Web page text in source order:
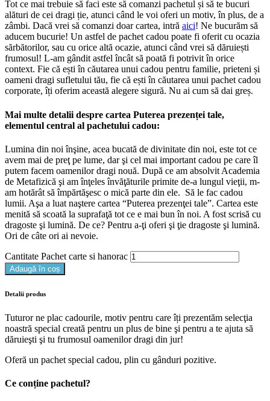
Tot ce mai trebuie să faci este să comanzi pachetul și să te bucuri
alături de cei dragi ție, atunci când le voi oferi un motiv, în plus, de a
zâmbi. Dacă vrei să comanzi doar cartea, intră aici! Ne bucurăm să
aducem bucurie! Un astfel de pachet cadou poate fi oferit cu ocazia
sărbătorilor, sau cu orice altă ocazie, atunci când vrei să dăruiești
frumosul! L-am gândit astfel încât să poată fi potrivit în orice
context. Fie că ești în căutarea unui cadou pentru familie, prieteni și
oameni dragi sufletului tău, fie că ești în căutarea unui pachet cadou
corporate, îți oferim această alegere sigură. Nu ai cum să dai greș.
Mai multe detalii despre cartea Puterea prezenței tale,
elementul central al pachetului cadou:
Lumina din noi înşine, acea bucată de divinitate din noi, este tot ce
avem mai de preţ pe lume, dar şi cel mai important cadou pe care îl
putem facem oamenilor dragi nouă. După ce am absolvit Academia
de Metafizică şi am înţeles învăţăturile primite de-a lungul vieţii, m-
am hotărât să împărtăşesc o mică parte din ele. Să le fac cadou
lumii. Aşa a luat naştere cartea “Puterea prezenţei tale”. Cartea este
menită să scoată la suprafaţă tot ce e mai bun în noi. A fost scrisă cu
dragoste şi lumină. De ce? Pentru a-ţi oferi şi ţie dragoste şi lumină.
Ori de câte ori ai nevoie.
Cantitate Pachet carte si hanorac
Adaugă în coș
Detalii produs
Tuturor ne plac cadourile, motiv pentru care îți prezentăm selecţia
noastră special creată pentru un plus de bine şi pentru a te ajuta să
dăruieşti şi tu frumosul oamenilor dragi din jur!
Oferă un pachet special cadou, plin cu gânduri pozitive.
Ce conține pachetul?